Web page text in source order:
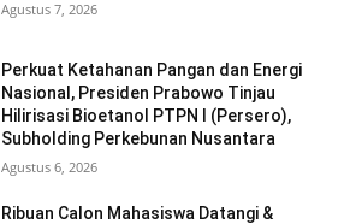
Agustus 7, 2026
Perkuat Ketahanan Pangan dan Energi
Nasional, Presiden Prabowo Tinjau
Hilirisasi Bioetanol PTPN I (Persero),
Subholding Perkebunan Nusantara
Agustus 6, 2026
Ribuan Calon Mahasiswa Datangi &